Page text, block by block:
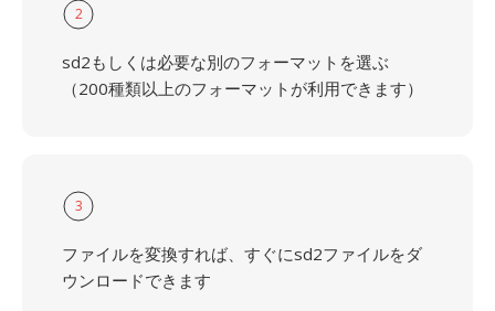
2
sd2もしくは必要な別のフォーマットを選ぶ
（200種類以上のフォーマットが利用できます）
3
ファイルを変換すれば、すぐにsd2ファイルをダ
ウンロードできます